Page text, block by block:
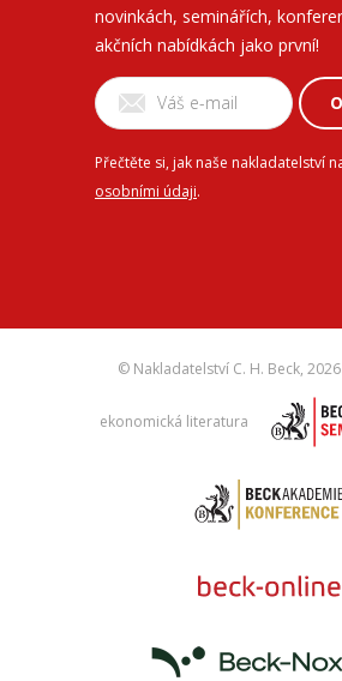
novinkách, seminářích,
akčních nabídkách jako první!
Přečtěte si, jak naše nakladatelství
osobními údaji.
© Nakladatelství C. H. Beck,
ekonomická literatura